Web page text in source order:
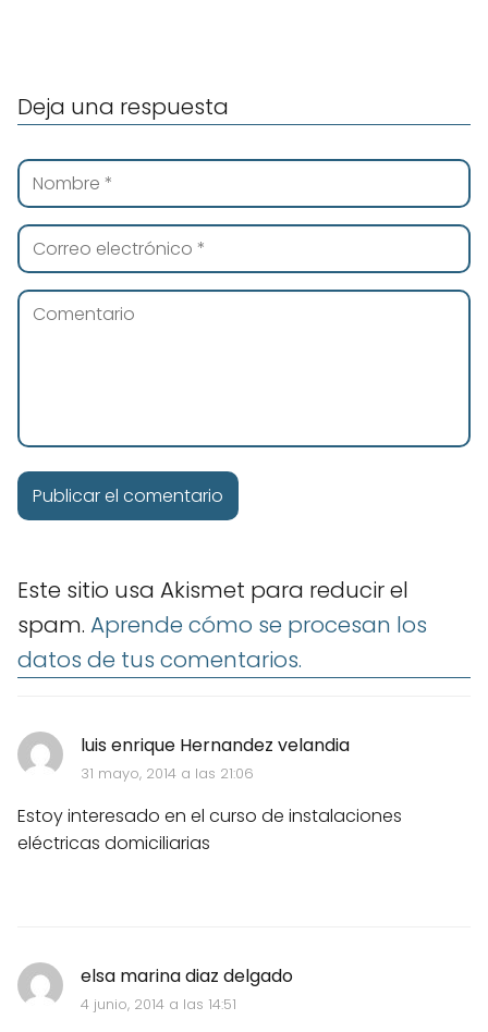
luis enrique Hernandez velandia
31 mayo, 2014 a las 21:06
Estoy interesado en el curso de instalaciones
eléctricas domiciliarias
elsa marina diaz delgado
4 junio, 2014 a las 14:51
Deja una respuesta
Este sitio usa Akismet para reducir el
spam. Aprende cómo se procesan los
datos de tus comentarios.